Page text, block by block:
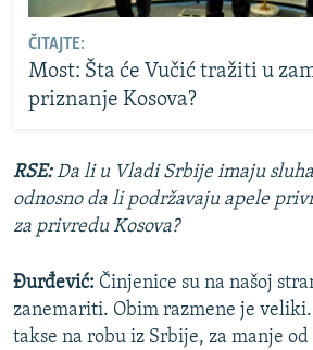
ČITAJTE:
Most: Šta će Vučić tražiti u
priznanje Kosova?
RSE:Da li u Vladi Srbije imaju sluha
odnosno da li podržavaju apele
za privredu Kosova?
Đurđević: Činjenice su na našoj
zanemariti. Obim razmene je
takse na robu iz Srbije, za manje